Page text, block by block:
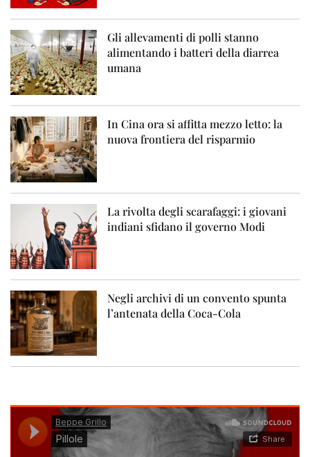
Gli allevamenti di polli stanno
alimentando i batteri della diarrea
umana
In Cina ora si affitta mezzo letto: la
nuova frontiera del risparmio
La rivolta degli scarafaggi: i giovani
indiani sfidano il governo Modi
Negli archivi di un convento spunta
l’antenata della Coca-Cola